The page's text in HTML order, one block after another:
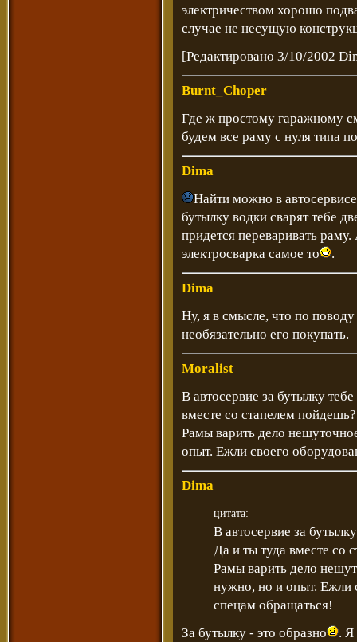
электричеством хорошо
случае не несущую
[Редактировано 3/10/2002
Burnt_Choper
Где ж простому гаражному
будем все раму с нуля типа
Dima
Найти можно в
бутылку водки сварят тебе
придется переваривать
электросварка самое то
.
Dima
Ну, я в смысле, что по
необязательно его покупать.
Moralist
В автосервие за бутылку
вместе со стапелем пойдешь?
Рамы варить дело
опыт. Ежли своего
Dima
цитата:
В автосервие за
Да и ты туда вместе со
Рамы варить дело
нужно, но и опыт. Ежли
спецам обращаться!
За бутылку - это образно
. Я